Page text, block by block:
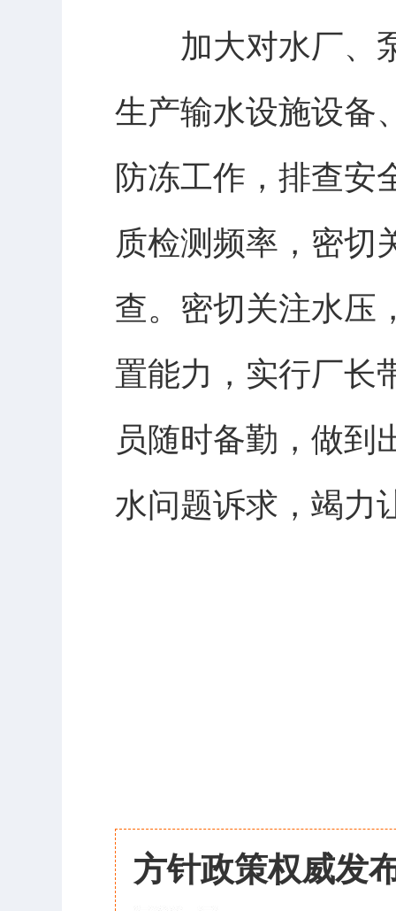
加大对水厂、泵
生产输水设施设备
防冻工作，排查安
质检测频率，密切
查。密切关注水压
置能力，实行厂长
员随时备勤，做到
水问题诉求，竭力
方针政策权威发